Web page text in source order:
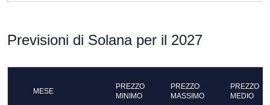
Previsioni di Solana per il 2027
MESE
PREZZO
MINIMO
PREZZO
MASSIMO
PREZZO
MEDIO